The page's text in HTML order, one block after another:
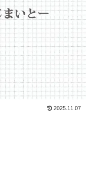
2025.11.07